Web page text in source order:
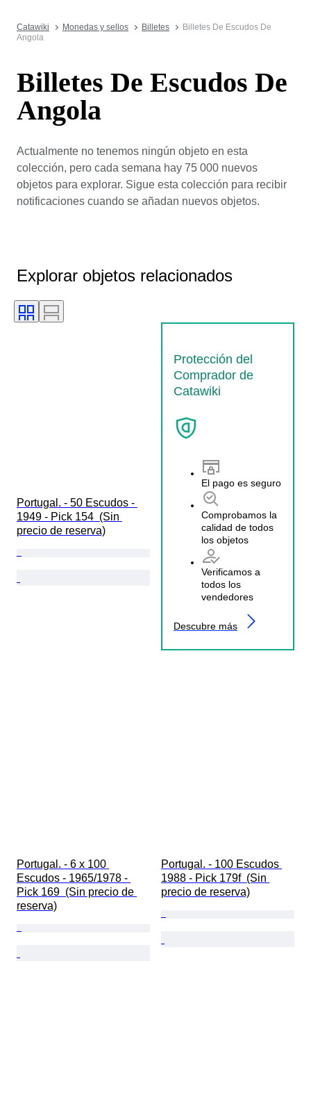
Catawiki Monedas y sellos Billetes
Billetes De Escudos De
Angola
Billetes De Escudos De
Angola
Actualmente no tenemos ningún objeto en esta
colección, pero cada semana hay 75 000 nuevos
objetos para explorar. Sigue esta colección para recibir
notificaciones cuando se añadan nuevos objetos.
Explorar objetos relacionados
Protección del
Comprador de
Catawiki
El pago es seguro
Comprobamos la
calidad de todos
los objetos
Verificamos a
todos los
vendedores
Descubre más
Portugal. - 50 Escudos -
1949 - Pick 154  (Sin
precio de reserva)
Portugal. - 6 x 100
Escudos - 1965/1978 -
Pick 169  (Sin precio de
reserva)
Portugal. - 100 Escudos
1988 - Pick 179f  (Sin
precio de reserva)